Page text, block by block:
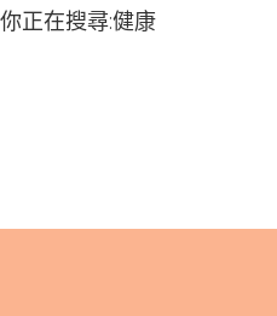
你正在搜尋:健康